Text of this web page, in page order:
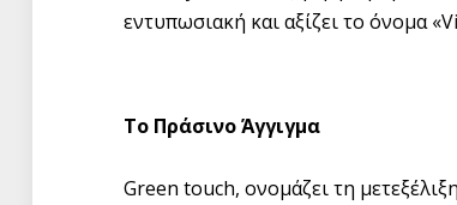
εντυπωσιακή και αξίζει το όνομα
Το Πράσινο Άγγιγμα
Green touch, ονομάζει τη